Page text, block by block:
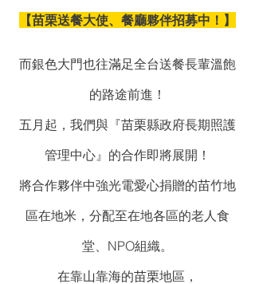
【苗栗送餐大使、餐廳夥伴招募中！】
而銀色大門也往滿足全台送餐長輩溫飽
的路途前進！
五月起，我們與『苗栗縣政府長期照護
管理中心』的合作即將展開！
將合作夥伴中強光電愛心捐贈的苗竹地
區在地米，分配至在地各區的老人食
堂、NPO組織。
在靠山靠海的苗栗地區，